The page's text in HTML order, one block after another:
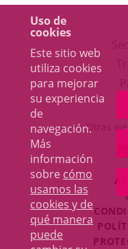
Uso de
cookies
Este sitio web
utiliza cookies
para mejorar
su experiencia
de
navegación.
Más
información
sobre cómo
usamos las
cookies y de
qué manera
puede
Otras